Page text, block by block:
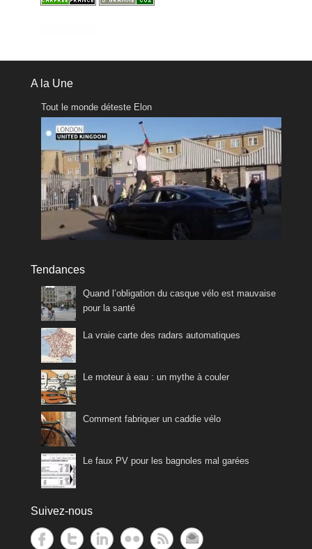
A la Une
Tout le monde déteste Elon
Tendances
Quand l’obligation du casque vélo est mauvaise
pour la santé
La vraie carte des radars automatiques
Le moteur à eau : un mythe à couler
Comment fabriquer un caddie vélo
Le faux PV pour les bagnoles mal garées
Suivez-nous